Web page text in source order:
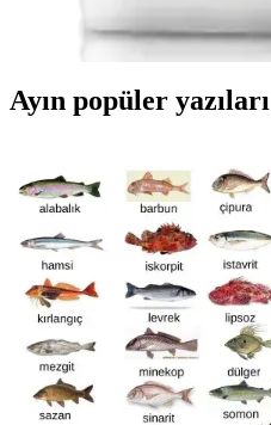
yüksek kaliteli kedi maması.
Ayın popüler yazıları